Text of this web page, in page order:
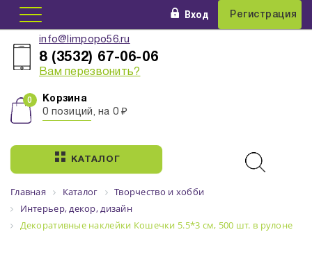
Вход Регистрация
info@limpopo56.ru
8 (3532) 67-06-06
Вам перезвонить?
Корзина
0 позиций, на 0 ₽
КАТАЛОГ
Главная Каталог
Творчество и хобби
Интерьер, декор, дизайн
Декоративные наклейки Кошечки 5.5*3 см, 500 шт. в рулоне